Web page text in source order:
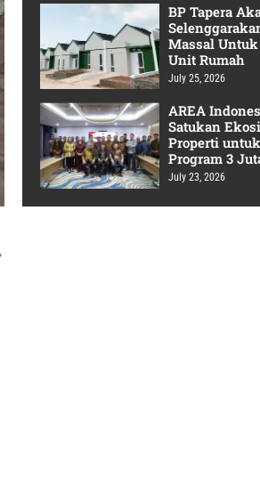
BP Tapera
Massal Untuk
Unit Rumah
July 25, 2026
AREA
Satukan
Properti
Program 3
July 23, 2026